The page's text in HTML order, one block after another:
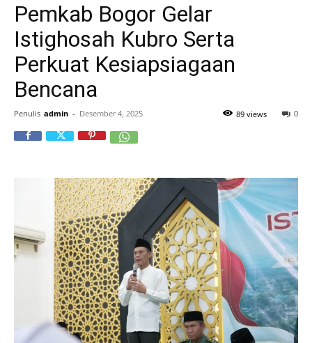
Pemkab Bogor Gelar
Istighosah Kubro Serta
Perkuat Kesiapsiagaan
Bencana
Penulis admin - Desember 4, 2025 0
89 views